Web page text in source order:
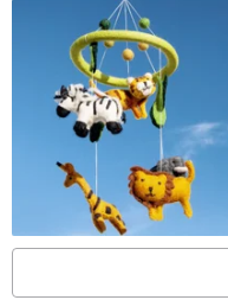
5. 小豬和繫帶
6.小貓和星號
出行方便
感謝您訪問我的商店。